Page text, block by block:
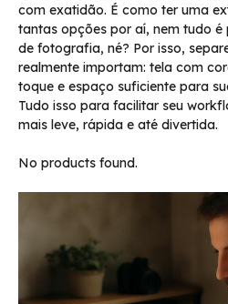
com exatidão. É como ter uma
tantas opções por aí, nem tudo
de fotografia, né? Por isso,
realmente importam: tela com
toque e espaço suficiente para
Tudo isso para facilitar seu
mais leve, rápida e até divertida.
No products found.